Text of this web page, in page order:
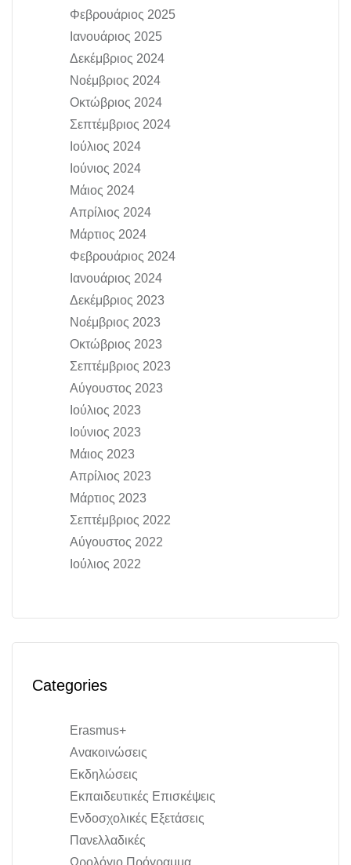
Φεβρουάριος 2025
Ιανουάριος 2025
Δεκέμβριος 2024
Νοέμβριος 2024
Οκτώβριος 2024
Σεπτέμβριος 2024
Ιούλιος 2024
Ιούνιος 2024
Μάιος 2024
Απρίλιος 2024
Μάρτιος 2024
Φεβρουάριος 2024
Ιανουάριος 2024
Δεκέμβριος 2023
Νοέμβριος 2023
Οκτώβριος 2023
Σεπτέμβριος 2023
Αύγουστος 2023
Ιούλιος 2023
Ιούνιος 2023
Μάιος 2023
Απρίλιος 2023
Μάρτιος 2023
Σεπτέμβριος 2022
Αύγουστος 2022
Ιούλιος 2022
Categories
Erasmus+
Ανακοινώσεις
Εκδηλώσεις
Εκπαιδευτικές Επισκέψεις
Ενδοσχολικές Εξετάσεις
Πανελλαδικές
Ωρολόγιο Πρόγραμμα